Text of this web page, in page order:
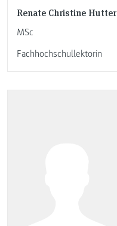
Renate Christine Hutter
MSc
Fachhochschullektorin